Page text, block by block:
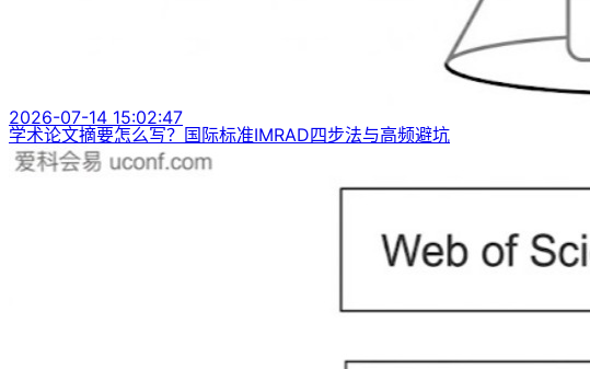
2026-07-14 15:02:47
学术论文摘要怎么写？国际标准IMRAD四步法与高频避坑